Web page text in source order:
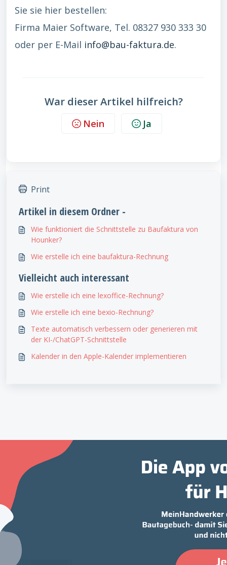
Sie sie hier bestellen:
Firma Maier Software, Tel. 08327 930 333 30
oder per E-Mail info@bau-faktura.de.
War dieser Artikel hilfreich?
Nein Ja
Print
Artikel in diesem Ordner -
Wie funktioniert die Schnittstelle zu Baufaktura von
Hounker?
Wie erstelle ich eine baufaktura-Rechnung
Vielleicht auch interessant
Wie erstelle ich eine lexoffice-Rechnung?
Wie erstelle ich eine bexio-Rechnung?
Texte automatisch verbessern oder generieren mit
der KI-/ChatGPT-Schnittstelle
Kalender in den Apple-Kalender implementieren